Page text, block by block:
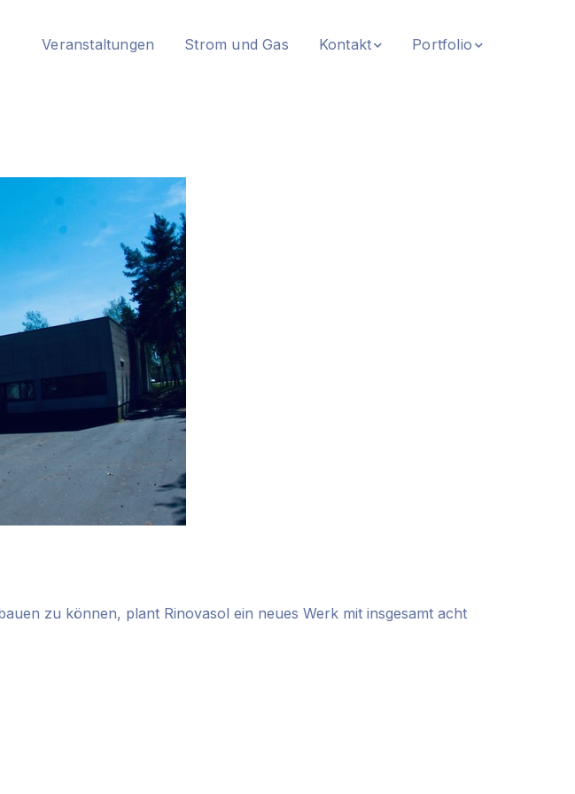
Veranstaltungen Strom und Gas Kontakt Portfolio
zu können, plant Rinovasol ein neues Werk mit insgesamt acht